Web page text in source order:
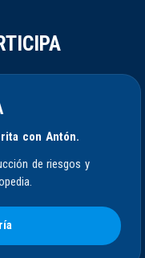
con Antón.
de riesgos y